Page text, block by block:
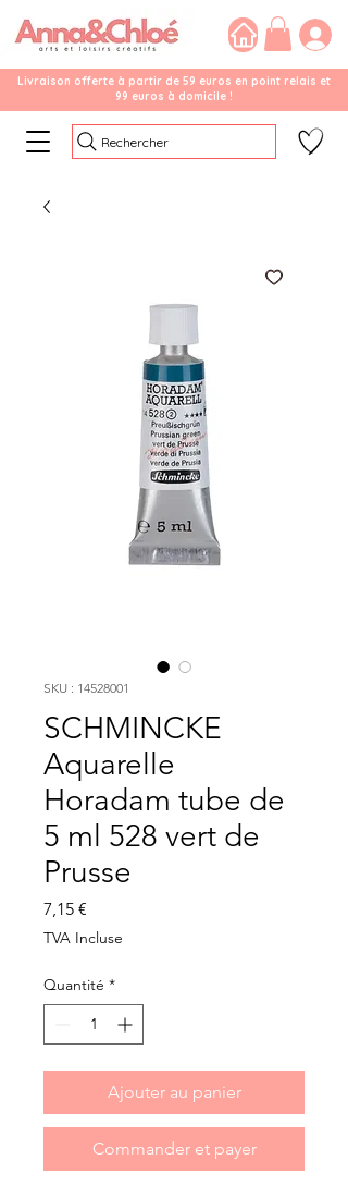
Livraison offerte à partir de 59 euros en point relais et
99 euros à domicile !
Rechercher
SKU : 14528001
SCHMINCKE
Aquarelle
Horadam tube de
5 ml 528 vert de
Prusse
7,15 €
TVA Incluse
Quantité *
Ajouter au panier
Commander et payer